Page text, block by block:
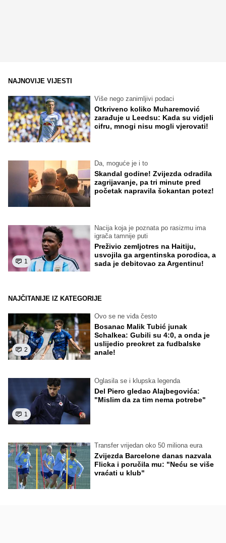
NAJNOVIJE VIJESTI
Više nego zanimljivi podaci
Otkriveno koliko Muharemović
zarađuje u Leedsu: Kada su vidjeli
cifru, mnogi nisu mogli vjerovati!
Da, moguće je i to
Skandal godine! Zvijezda odradila
zagrijavanje, pa tri minute pred
početak napravila šokantan potez!
1
Nacija koja je poznata po rasizmu ima
igrača tamnije puti
Preživio zemljotres na Haitiju,
usvojila ga argentinska porodica, a
sada je debitovao za Argentinu!
NAJČITANIJE IZ KATEGORIJE
2
Ovo se ne viđa često
Bosanac Malik Tubić junak
Schalkea: Gubili su 4:0, a onda je
uslijedio preokret za fudbalske
anale!
1
Oglasila se i klupska legenda
Del Piero gledao Alajbegovića:
"Mislim da za tim nema potrebe"
Transfer vrijedan oko 50 miliona eura
Zvijezda Barcelone danas nazvala
Flicka i poručila mu: "Neću se više
vraćati u klub"